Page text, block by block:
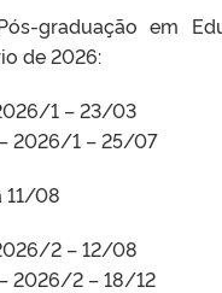
graduação em
de 2026:
1 – 23/03
2026/1 – 25/07
11/08
2 – 12/08
2026/2 – 18/12